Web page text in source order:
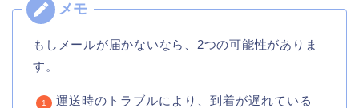
もしメールが届かないなら、2つの可能性がありま
す。
運送時のトラブルにより、到着が遅れている